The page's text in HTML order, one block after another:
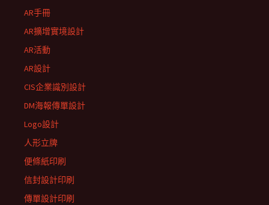
AR手冊
AR擴增實境設計
AR活動
AR設計
CIS企業識別設計
DM海報傳單設計
Logo設計
人形立牌
便條紙印刷
信封設計印刷
傳單設計印刷